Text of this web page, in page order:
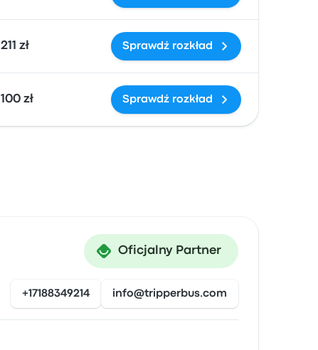
211 zł Sprawdź rozkład
100 zł Sprawdź rozkład
Oficjalny Partner
+17188349214 info@tripperbus.com